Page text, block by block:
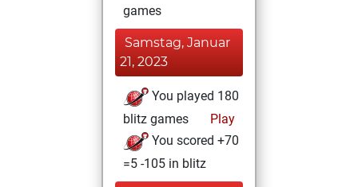
games
Samstag, Januar
21, 2023
You played 180
blitz games
Play
You scored +70
=5 -105 in blitz